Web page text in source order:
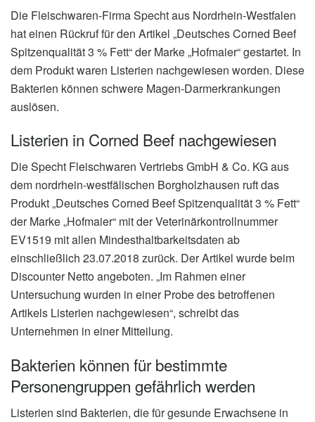
Die Fleischwaren-Firma Specht aus Nordrhein-Westfalen
hat einen Rückruf für den Artikel „Deutsches Corned Beef
Spitzenqualität 3 % Fett“ der Marke „Hofmaier“ gestartet. In
dem Produkt waren Listerien nachgewiesen worden. Diese
Bakterien können schwere Magen-Darmerkrankungen
auslösen.
Listerien in Corned Beef nachgewiesen
Die Specht Fleischwaren Vertriebs GmbH & Co. KG aus
dem nordrhein-westfälischen Borgholzhausen ruft das
Produkt „Deutsches Corned Beef Spitzenqualität 3 % Fett“
der Marke „Hofmaier“ mit der Veterinärkontrollnummer
EV1519 mit allen Mindesthaltbarkeitsdaten ab
einschließlich 23.07.2018 zurück. Der Artikel wurde beim
Discounter Netto angeboten. „Im Rahmen einer
Untersuchung wurden in einer Probe des betroffenen
Artikels Listerien nachgewiesen“, schreibt das
Unternehmen in einer Mitteilung.
Bakterien können für bestimmte
Personengruppen gefährlich werden
Listerien sind Bakterien, die für gesunde Erwachsene in